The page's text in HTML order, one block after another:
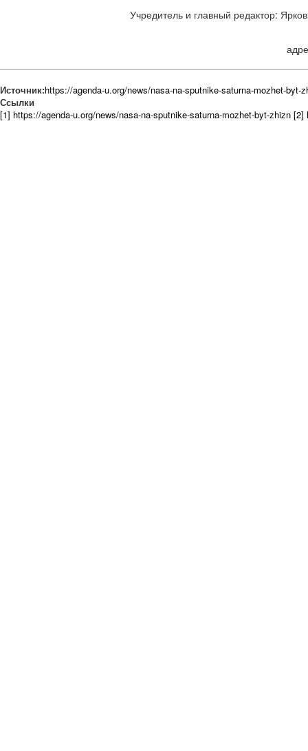
Учредитель и главный редактор:
Источник:https://agenda-u.org/news/nasa-na-sputnike-saturna-mozhet-byt-
Ссылки
[1] https://agenda-u.org/news/nasa-na-sputnike-saturna-mozhet-byt-zhizn [2]